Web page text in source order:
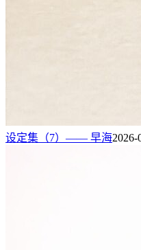
设定集（7）—— 早海2026-